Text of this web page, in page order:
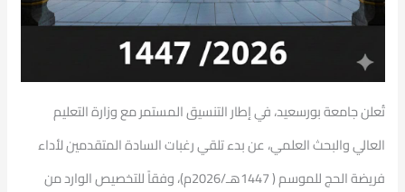
تُعلن جامعة بورسعيد، في إطار التنسيق المستمر مع وزارة التعليم
العالي والبحث العلمي، عن بدء تلقي رغبات السادة المتقدمين لأداء
فريضة الحج للموسم ( 1447هـ/2026م)، وفقاً
للتخصيص الوارد من